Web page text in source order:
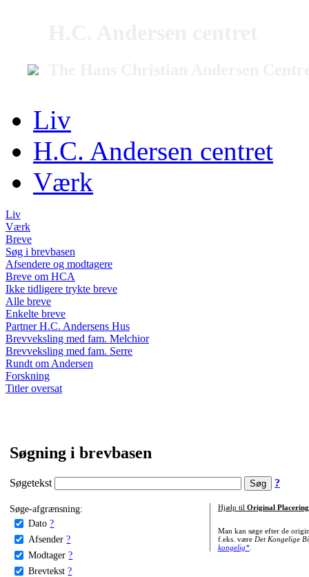
Liv
H.C. Andersen centret
Værk
Liv
Værk
Breve
Søg i brevbasen
Afsendere og modtagere
Breve om HCA
Ikke tidligere trykte breve
Alle breve
Enkelte breve
Partner H.C. Andersens Hus
Brevveksling med fam. Melchior
Brevveksling med fam. Serre
Rundt om Andersen
Forskning
Titler oversat
Søgning i brevbasen
Søgetekst ?
Søge-afgrænsning:
Dato ?
Afsender ?
Modtager ?
Brevtekst ?
Hjælp til Original Placering
Man kan søge efter de
f.eks. være Det Kongelige
kongelig*.